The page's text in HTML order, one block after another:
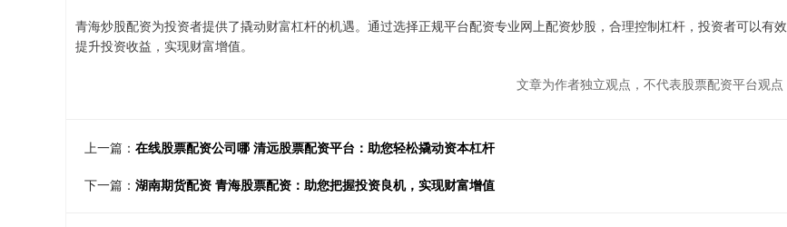
青海炒股配资为投资者提供了撬动财富杠杆的机遇。通过选择正规平台配资专业网上配资炒股，合理控制杠杆，投资者可以有效
提升投资收益，实现财富增值。
文章为作者独立观点，不代表股票配资平台观点
上一篇： 在线股票配资公司哪 清远股票配资平台：助您轻松撬动资本杠杆
下一篇： 湖南期货配资 青海股票配资：助您把握投资良机，实现财富增值